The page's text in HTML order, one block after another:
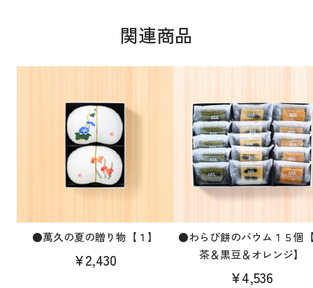
関連商品
●萬久の夏の贈り物【１】
¥2,430
●わらび餅のバウム１５個
茶＆黒豆＆オレンジ】
¥4,536